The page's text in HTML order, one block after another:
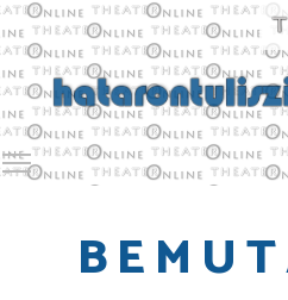
Toggle main menu visibility